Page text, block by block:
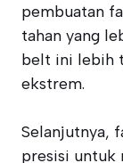
pembuatan
tahan yang
belt ini lebih
ekstrem.
Selanjutnya,
presisi untuk